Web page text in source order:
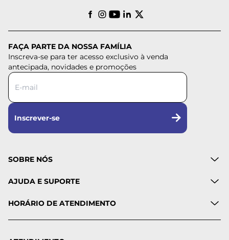
FAÇA PARTE DA NOSSA FAMÍLIA
Inscreva-se para ter acesso exclusivo à venda
antecipada, novidades e promoções
Inscrever-se
SOBRE NÓS
AJUDA E SUPORTE
HORÁRIO DE ATENDIMENTO